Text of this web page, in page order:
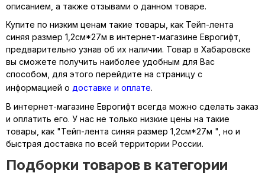
описанием, а также отзывами о данном товаре.
Купите по низким ценам такие товары, как Тейп-лента
синяя размер 1,2см*27м в интернет-магазине Еврогифт,
предварительно узнав об их наличии. Товар в Хабаровске
вы сможете получить наиболее удобным для Вас
способом, для этого перейдите на страницу с
информацией о доставке и оплате.
В интернет-магазине Еврогифт всегда можно сделать заказ
и оплатить его. У нас не только низкие цены на такие
товары, как "Тейп-лента синяя размер 1,2см*27м ", но и
быстрая доставка по всей территории России.
Подборки товаров в категории